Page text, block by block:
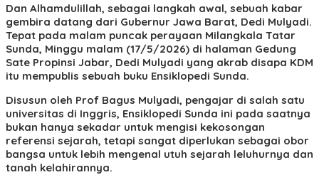
Dan Alhamdulillah, sebagai langkah awal, sebuah kabar
gembira datang dari Gubernur Jawa Barat, Dedi Mulyadi.
Tepat pada malam puncak perayaan Milangkala Tatar
Sunda, Minggu malam (17/5/2026) di halaman Gedung
Sate Propinsi Jabar, Dedi Mulyadi yang akrab disapa KDM
itu mempublis sebuah buku Ensiklopedi Sunda.
Disusun oleh Prof Bagus Mulyadi, pengajar di salah satu
universitas di Inggris, Ensiklopedi Sunda ini pada saatnya
bukan hanya sekadar untuk mengisi kekosongan
referensi sejarah, tetapi sangat diperlukan sebagai obor
bangsa untuk lebih mengenal utuh sejarah leluhurnya dan
tanah kelahirannya.